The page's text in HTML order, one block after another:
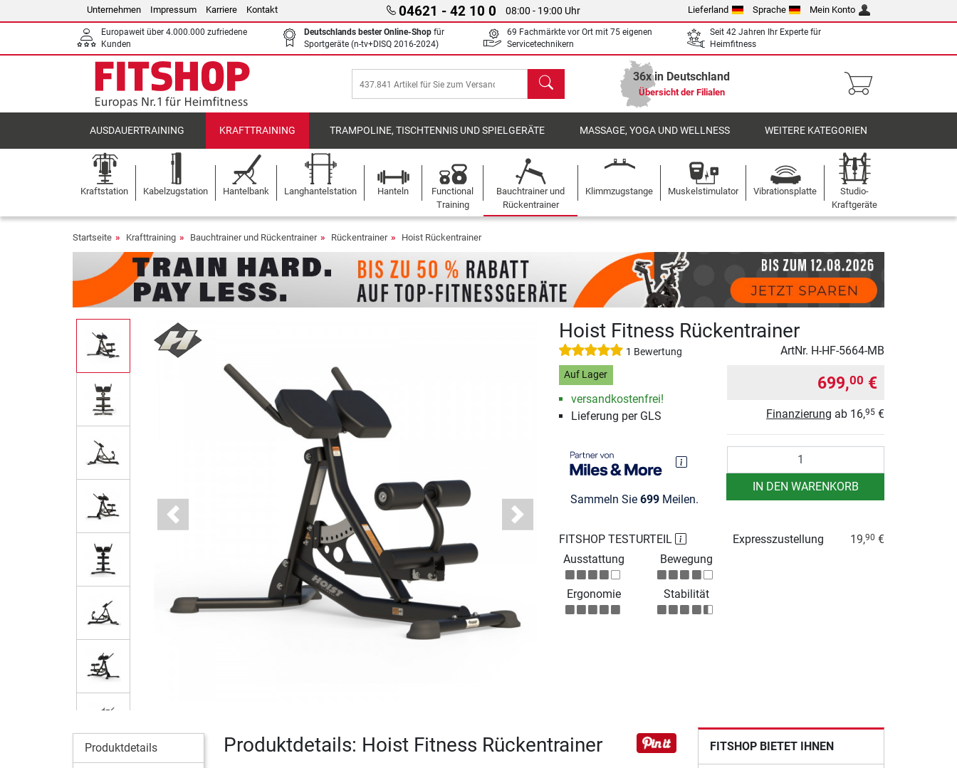
Unternehmen Impressum Karriere Kontakt 04621 - 42 10 0 08:00 - 19:00 Uhr Lieferland Sprache Mein Konto
Europaweit über 4.000.000 zufriedene
Kunden
Deutschlands bester Online-Shop für
Sportgeräte (n-tv+DISQ 2016-2024)
69 Fachmärkte vor Ort mit 75 eigenen
Servicetechnikern
Seit 42 Jahren Ihr Experte für
Heimfitness
Suchen 36x in Deutschland
Übersicht der Filialen
AUSDAUERTRAINING KRAFTTRAINING TRAMPOLINE, TISCHTENNIS UND SPIELGERÄTE MASSAGE, YOGA UND WELLNESS WEITERE KATEGORIEN
Kraftstation Kabelzugstation Hantelbank Langhantelstation Hanteln
Functional
Training
Bauchtrainer und
Rückentrainer
Klimmzugstange Muskelstimulator Vibrationsplatte
Studio-
Kraftgeräte
Startseite Krafttraining Bauchtrainer und Rückentrainer Rückentrainer Hoist Rückentrainer
Previous Next
Hoist Fitness Rückentrainer
1 Bewertung ArtNr. H-HF-5664-MB
Auf Lager
versandkostenfrei!
Lieferung per GLS
Sammeln Sie 699Meilen.
699,00 €
Finanzierung ab 16,95 €
IN DEN WARENKORB
FITSHOP TESTURTEIL
Ausstattung
Bewegung
Ergonomie Stabilität
Expresszustellung 19,90 €
Produktdetails Produktdetails: Hoist Fitness Rückentrainer FITSHOP BIETET IHNEN